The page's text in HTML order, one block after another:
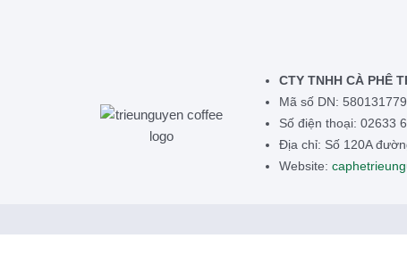
CTY TNHH CÀ PHÊ
Mã số DN:
Số điện thoại: 02633
Địa chỉ: Số 120A
Website: